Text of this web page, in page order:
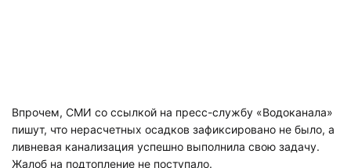
Впрочем, СМИ со ссылкой на пресс-службу «Водоканала»
пишут, что нерасчетных осадков зафиксировано не было, а
ливневая канализация успешно выполнила свою задачу.
Жалоб на подтопление не поступало.